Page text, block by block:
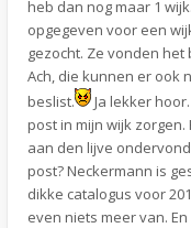
heb dan nog maar 1
opgegeven voor een
gezocht. Ze vonden
Ach, die kunnen er ook
beslist.
Ja lekker
post in mijn wijk
aan den lijve
post? Neckermann is
dikke catalogus voor
even niets meer van.